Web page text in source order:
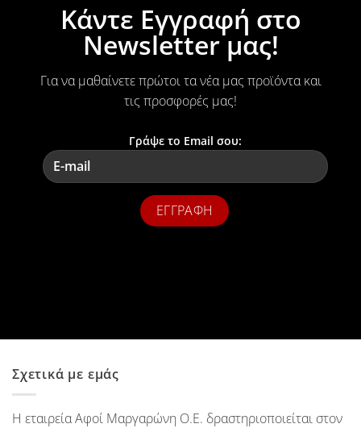
Κάντε Εγγραφή στο
Newsletter μας!
Για να μαθαίνετε πρώτοι τα νέα μας προϊόντα και
τις προσφορές μας!
Γράψε το Email σου:
Σχετικά με εμάς
Η εταιρεία Αφοί Μαργαρώνη Ο.Ε. δραστηριοποιείται στον